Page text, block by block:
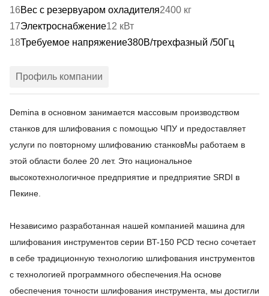
16Вес с резервуаром охладителя2400 кг
17Электроснабжение12 кВт
18Требуемое напряжение380В/трехфазный /50Гц
Профиль компании
Demina в основном занимается массовым производством
станков для шлифования с помощью ЧПУ и предоставляет
услуги по повторному шлифованию станковМы работаем в
этой области более 20 лет. Это национальное
высокотехнологичное предприятие и предприятие SRDI в
Пекине.
Независимо разработанная нашей компанией машина для
шлифования инструментов серии BT-150 PCD тесно сочетает
в себе традиционную технологию шлифования инструментов
с технологией программного обеспечения.На основе
обеспечения точности шлифования инструмента, мы достигли